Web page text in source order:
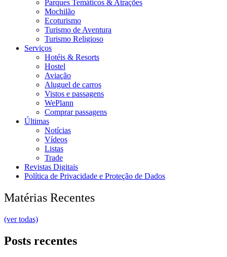
Parques Temáticos & Atrações
Mochilão
Ecoturismo
Turismo de Aventura
Turismo Religioso
Serviços
Hotéis & Resorts
Hostel
Aviação
Aluguel de carros
Vistos e passagens
WePlann
Comprar passagens
Últimas
Notícias
Vídeos
Listas
Trade
Revistas Digitais
Política de Privacidade e Proteção de Dados
Matérias Recentes
(ver todas)
Posts recentes